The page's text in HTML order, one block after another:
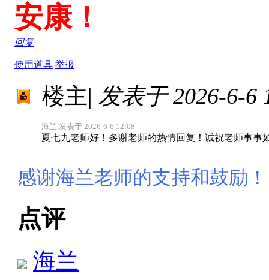
安康！
回复
使用道具 举报
楼主| 发表于 2026-6-6
海兰 发表于 2026-6-6 12:08
夏七九老师好！多谢老师的热情回复！诚祝老师事事
感谢海兰老师的支持和鼓励！
点评
海兰